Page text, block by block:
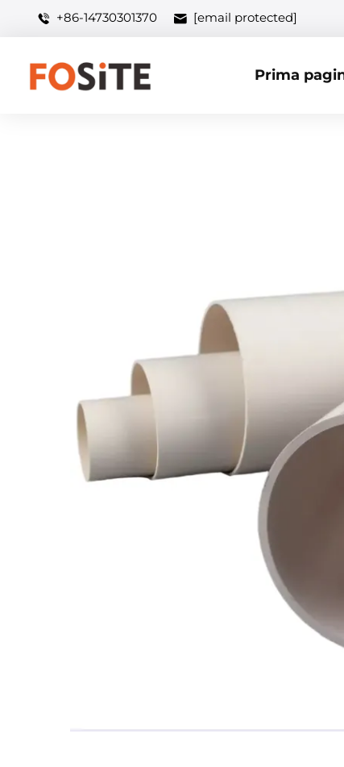
+86-14730301370 [email protected]
Prima